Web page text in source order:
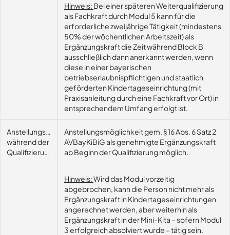
Hinweis: Bei einer späteren Weiterqualifizierung
als Fachkraft durch Modul 5 kann für die
erforderliche zweijährige Tätigkeit (mindestens
50% der wöchentlichen Arbeitszeit) als
Ergänzungskraft die Zeit während Block B
ausschließlich dann anerkannt werden, wenn
diese in einer bayerischen
betriebserlaubnispflichtigen und staatlich
geförderten Kindertageseinrichtung (mit
Praxisanleitung durch eine Fachkraft vor Ort) in
entsprechendem Umfang erfolgt ist.
Anstellungsmöglichkeit
während der
Qualifizierung
Anstellungsmöglichkeit gem. § 16 Abs. 6 Satz 2
AVBayKiBiG als genehmigte Ergänzungskraft
ab Beginn der Qualifizierung möglich.
Hinweis:Wird das Modul vorzeitig
abgebrochen, kann die Person nicht mehr als
Ergänzungskraft in Kindertageseinrichtungen
angerechnet werden, aber weiterhin als
Ergänzungskraft in der Mini-Kita – sofern Modul
3 erfolgreich absolviert wurde – tätig sein.